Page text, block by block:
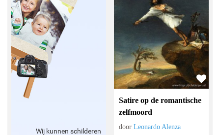
Wij kunnen schilderen
Satire op de romantische
zelfmoord
doorLeonardo Alenza